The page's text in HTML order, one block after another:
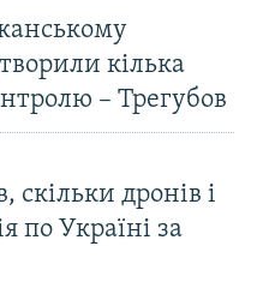
кілька
– Трегубов
скільки дронів і
по Україні за